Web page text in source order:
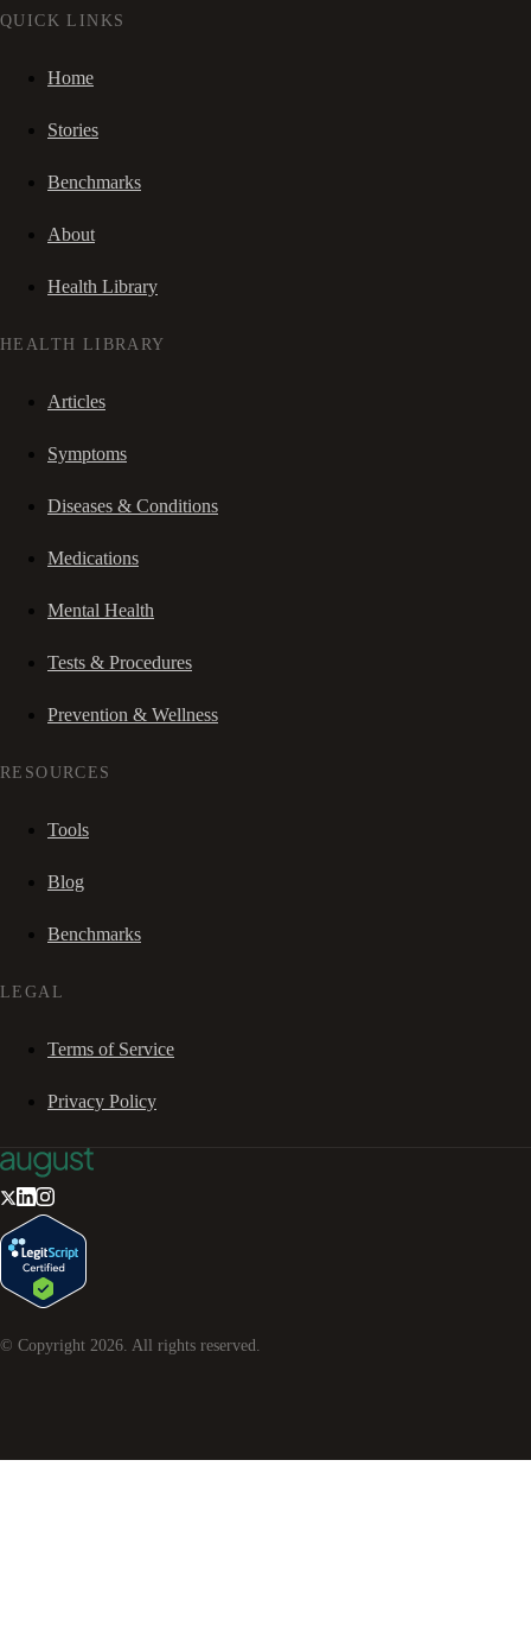
QUICK LINKS
Home
Stories
Benchmarks
About
Health Library
HEALTH LIBRARY
Articles
Symptoms
Diseases & Conditions
Medications
Mental Health
Tests & Procedures
Prevention & Wellness
RESOURCES
Tools
Blog
Benchmarks
LEGAL
Terms of Service
Privacy Policy
© Copyright 2026 . All rights reserved.